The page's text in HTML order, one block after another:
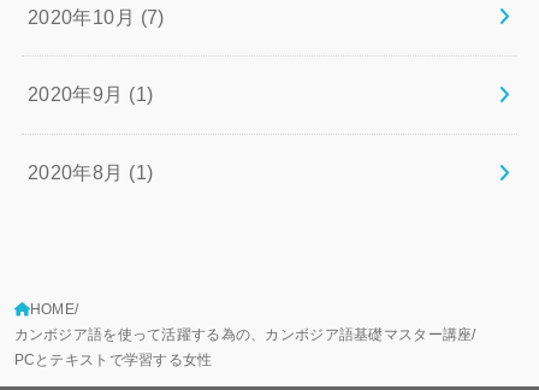
2020年10月 (7)
2020年9月 (1)
2020年8月 (1)
HOME
カンボジア語を使って活躍する為の、カンボジア語基礎マスター講座
PCとテキストで学習する女性